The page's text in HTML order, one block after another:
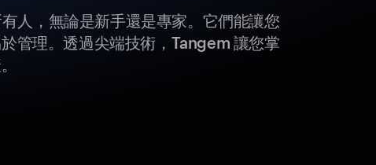
人，無論是新手還是專家。它們能讓您
管理。透過尖端技術，Tangem 讓您掌